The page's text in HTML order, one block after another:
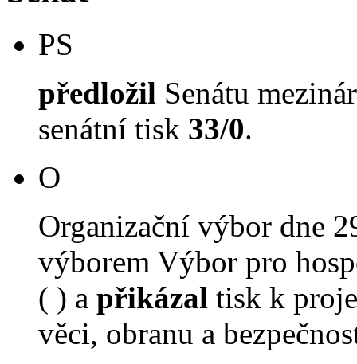
PS
předložil Senátu
senátní tisk 33/0.
O
Organizační výbor dne
výborem Výbor pro
( ) a přikázal tisk k
věci, obranu a